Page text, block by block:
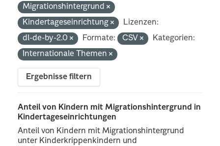
Migrationshintergrund
Kindertageseinrichtung
Lizenzen:
dl-de-by-2.0
Formate: CSV
Kategorien:
Internationale Themen
Ergebnisse filtern
Anteil von Kindern mit Migrationshintergrund in
Kindertageseinrichtungen
Anteil von Kindern mit Migrationshintergrund
unter Kinderkrippenkindern und